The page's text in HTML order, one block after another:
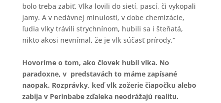
bolo treba zabiť. Vlka lovili do sietí, pascí, či vykopali
jamy. A v nedávnej minulosti, v dobe chemizácie,
ľudia vlky trávili strychnínom, hubili sa i šteňatá,
nikto akosi nevnímal, že je vlk súčasť prírody.“
Hovoríme o tom, ako človek hubil vlka. No
paradoxne, v predstavách to máme zapísané
naopak. Rozprávky, keď vlk zožerie čiapočku alebo
zabíja v Perinbabe zďaleka neodrážajú realitu.